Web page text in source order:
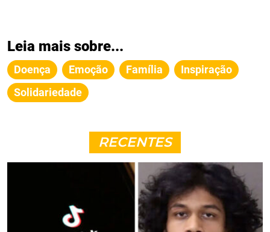
Leia mais sobre...
Doença Emoção Família
Inspiração
Solidariedade
RECENTES